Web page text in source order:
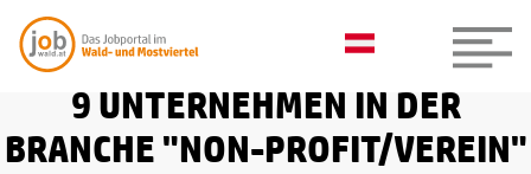
9 UNTERNEHMEN IN DER
BRANCHE "NON-PROFIT/VEREIN"